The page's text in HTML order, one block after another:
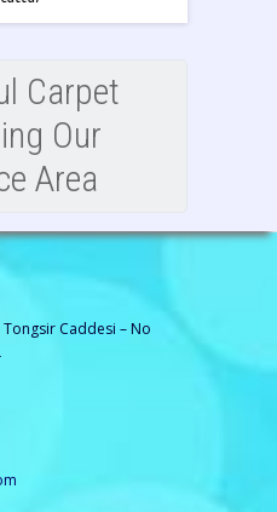
Carpet
Our
Area
Caddesi – No